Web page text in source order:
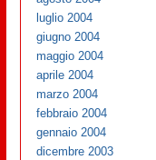
luglio 2004
giugno 2004
maggio 2004
aprile 2004
marzo 2004
febbraio 2004
gennaio 2004
dicembre 2003